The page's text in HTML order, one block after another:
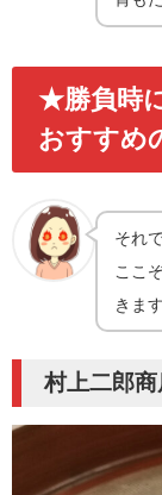
★勝負時
おすすめ
それ
ここ
きま
村上二郎